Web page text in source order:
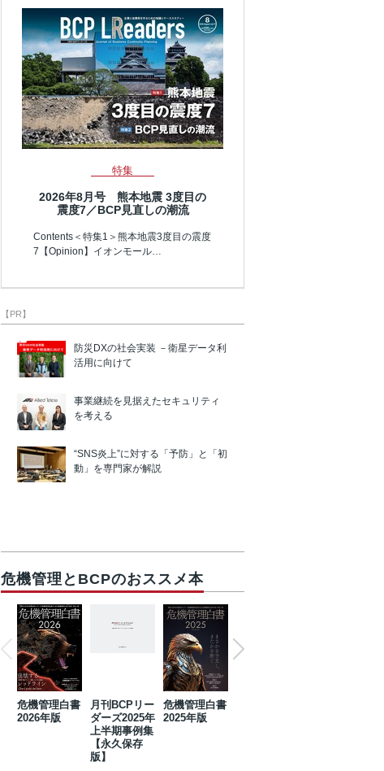
特集
2026年8月号 熊本地震 3度目の
震度7／BCP見直しの潮流
Contents＜特集1＞熊本地震3度目の震度
7【Opinion】イオンモール…
【PR】
防災DXの社会実装 －衛星データ利
活用に向けて
事業継続を見据えたセキュリティ
を考える
“SNS炎上”に対する「予防」と「初
動」を専門家が解説
危機管理とBCPのおススメ本
危機管理白書
2026年版
月刊BCPリー
ダーズ2025年
上半期事例集
【永久保存
版】
危機管理白書
2025年版